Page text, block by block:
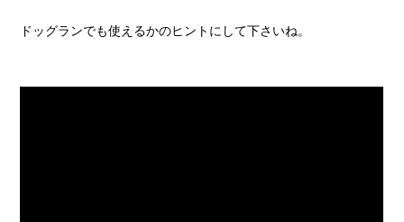
ドッグランでも使えるかのヒントにして下さいね。